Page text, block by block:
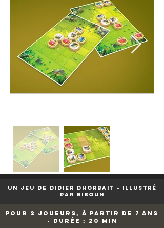
UN JEU DE didier dhorbait - ILLUSTRÉ
PAR biboun
pour 2 joueurs, à partir de 7 ans
- durée : 20 min